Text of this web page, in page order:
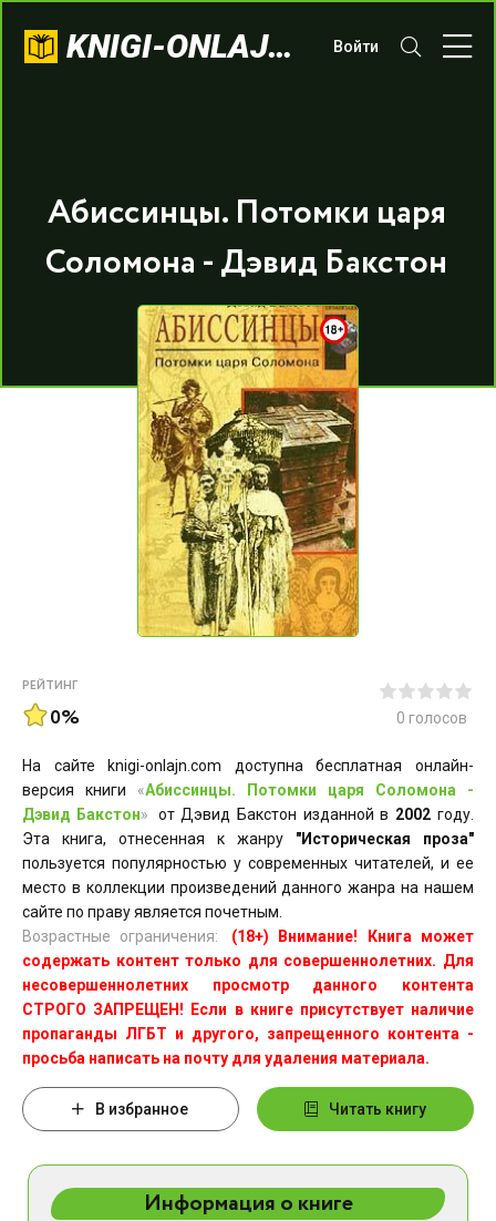
KNIGI-ONLAJN.COM Войти
Абиссинцы. Потомки царя
Соломона - Дэвид Бакстон
РЕЙТИНГ
0% 0 голосов
На сайте knigi-onlajn.com доступна бесплатная онлайн-
версия книги «Абиссинцы. Потомки царя Соломона -
Дэвид Бакстон» от Дэвид Бакстон изданной в 2002 году.
Эта книга, отнесенная к жанру "Историческая проза"
пользуется популярностью у современных читателей, и ее
место в коллекции произведений данного жанра на нашем
сайте по праву является почетным.
Возрастные ограничения:
(18+) Внимание! Книга может
содержать контент только для совершеннолетних. Для
несовершеннолетних просмотр данного контента
СТРОГО ЗАПРЕЩЕН! Если в книге присутствует наличие
пропаганды ЛГБТ и другого, запрещенного контента -
просьба написать на почту для удаления материала.
В избранное Читать книгу
Информация о книге